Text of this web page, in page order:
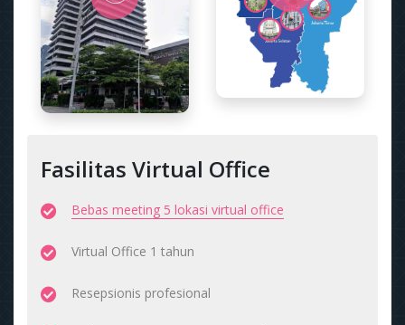
Fasilitas Virtual Office
Bebas meeting 5 lokasi virtual office
Virtual Office 1 tahun
Resepsionis profesional